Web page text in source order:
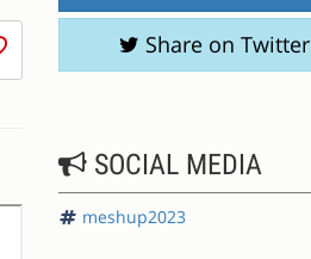
I
don't
session
Share on Twitter
SOCIAL MEDIA
meshup2023